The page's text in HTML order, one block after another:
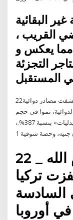
البقائية
القريب ،
مما يعكس و Banana Republic قد
التجزئة
22‏‏/4‏‏/1442 بعد الهجرة 27‏‏/5‏‏/1442 بعد الهجرة كشفت مصادر دوائية
نموا في حجم
مبيعاتها خلال شهر أكتوبر الماضي من خلال «الصيدليات» بنسبة 387%.،
22 يناير 2021. رام الله _
تركيا
السادسة
أوروبا